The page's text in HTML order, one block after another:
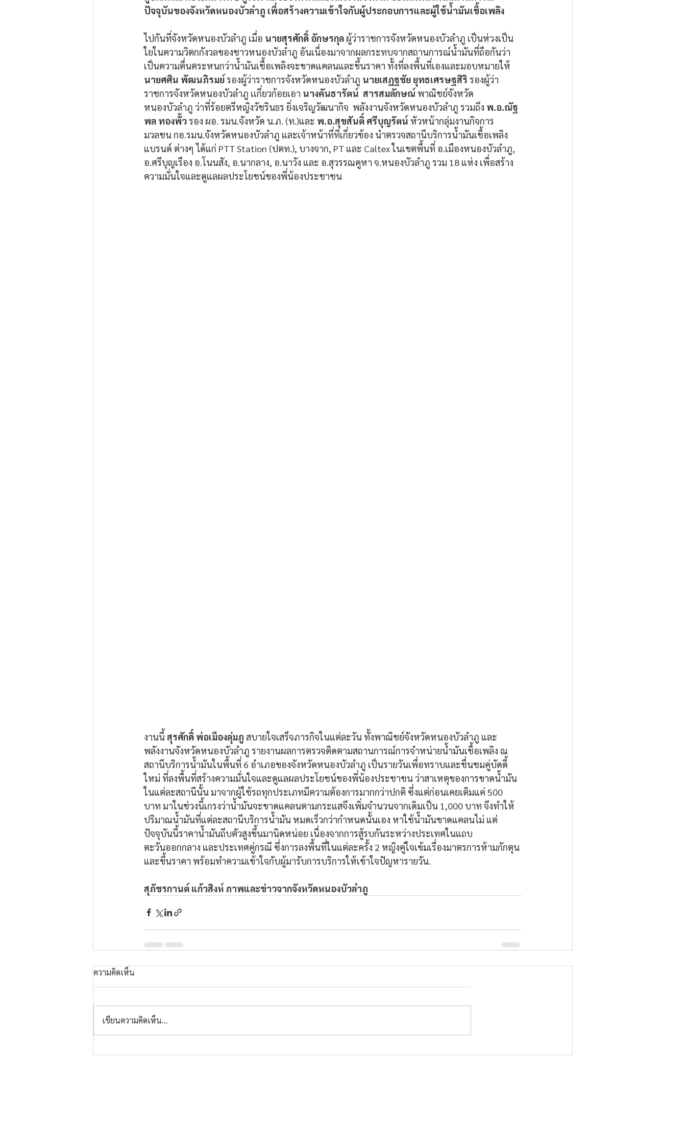
ปัจจุบันของจังหวัดหนองบัวลำภู เพื่อสร้างความเข้าใจกับผู้ประกอบการและผู้ใช้น้ำมันเชื้อเพลิง
ไปกันที่จังหวัดหนองบัวลำภู เมื่อ นายสุรศักดิ์ อักษรกุล ผู้ว่าราชการจังหวัดหนองบัวลำภู เป็นห่วงเป็น
ใยในความวิตกกังวลของชาวหนองบัวลำภู อันเนื่องมาจากผลกระทบจากสถานการณ์น้ำมันที่ถือกันว่า
เป็นความตื่นตระหนกว่าน้ำมันเชื้อเพลิงจะขาดแคลนและขึ้นราคา ทั้งที่ลงพื้นที่เองและมอบหมายให้
นายศศิน พัฒนภิรมย์ รองผู้ว่าราชการจังหวัดหนองบัวลำภู นายเสฏฐชัย ยุทธเศรษฐสิริ รองผู้ว่า
ราชการจังหวัดหนองบัวลำภู เเกี่ยวก้อยเอา นางคันธารัตน์  สารสมลักษณ์ พาณิชย์จังหวัด
หนองบัวลำภู ว่าที่ร้อยตรีหญิงวัชรินธร ยิ่งเจริญวัฒนากิจ  พลังงานจังหวัดหนองบัวลำภู รวมถึง พ.อ.ณัฐ
พล ทองพั้ว รอง ผอ. รมน.จังหวัด น.ภ. (ท.)และ พ.อ.สุขสันติ์ ศรีบุญรัตน์ หัวหน้ากลุ่มงานกิจการ
มวลชน กอ.รมน.จังหวัดหนองบัวลำภู และเจ้าหน้าที่ที่เกี่ยวข้อง นำตรวจสถานีบริการน้ำมันเชื้อเพลิง
แบรนด์ ต่างๆ ได้แก่ PTT Station (ปตท.), บางจาก, PT และ Caltex ในเขตพื้นที่ อ.เมืองหนองบัวลำภู,
อ.ศรีบุญเรือง อ.โนนสัง, อ.นากลาง, อ.นาวัง และ อ.สุวรรณคูหา จ.หนองบัวลำภู รวม 18 แห่ง เพื่อสร้าง
ความมั่นใจและดูแลผลประโยชน์ของพี่น้องประชาชน
งานนี้ สุรศักดิ์ พ่อเมืองลุ่มภู สบายใจเสร็จภารกิจในแต่ละวัน ทั้งพาณิชย์จังหวัดหนองบัวลำภู และ
พลังงานจังหวัดหนองบัวลำภู รายงานผลการตรวจติดตามสถานการณ์การจำหน่ายน้ำมันเชื้อเพลิง ณ
สถานีบริการน้ำมันในพื้นที่ 6 อำเภอของจังหวัดหนองบัวลำภู เป็นรายวันเพื่อทราบและชื่นชมคู่บัดดี้
ใหม่ ที่ลงพื้นที่สร้างความมั่นใจและดูแลผลประโยชน์ของพี่น้องประชาชน ว่าสาเหตุของการขาดน้ำมัน
ในแต่ละสถานีนั้น มาจากผู้ใช้รถทุกประเภทมีความต้องการมากกว่าปกติ ซึ่งแต่ก่อนเคยเติมแค่ 500
บาท มาในช่วงนี้เกรงว่าน้ำมันจะขาดแคลนตามกระแสจึงเพิ่มจำนวนจากเดิมเป็น 1,000 บาท จึงทำให้
ปริมาณน้ำมันที่แต่ละสถานีบริการน้ำมัน หมดเร็วกว่ากำหนดนั้นเอง หาใช้น้ำมันขาดแคลนไม่ แต่
ปัจจุบันนี้ราคาน้ำมันถีบตัวสูงขึ้นมานิดหน่อย เนื่องจากการสู้รบกันระหว่างประเทศในแถบ
ตะวันออกกลาง และประเทศคู่กรณี ซึ่งการลงพื้นที่ในแต่ละครั้ง 2 หญิงคู่ใจเข้มเรื่องมาตรการห้ามกักตุน
และขึ้นราคา พร้อมทำความเข้าใจกับผู้มารับการบริการให้เข้าใจปัญหารายวัน.
สุภัชรกานต์ แก้วสิงห์ ภาพและข่าวจากจังหวัดหนองบัวลำภู
ความคิดเห็น
เขียนความคิดเห็น…